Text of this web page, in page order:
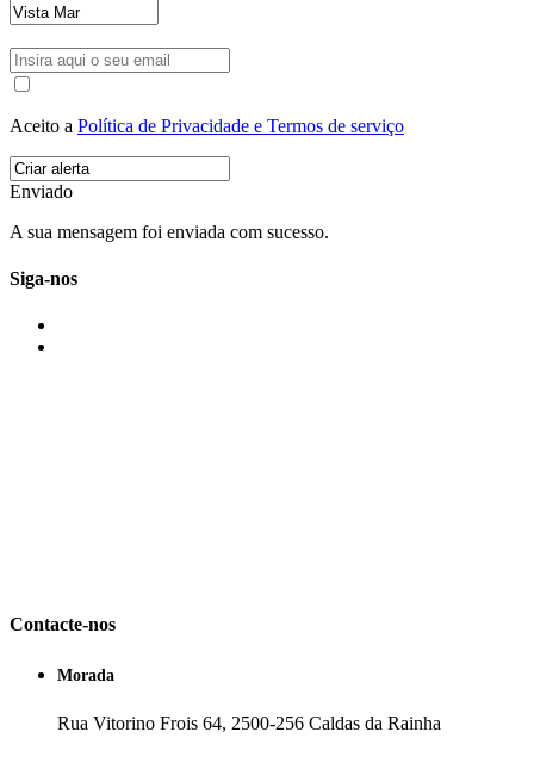
Aceito a Política de Privacidade e Termos de serviço
Enviado
A sua mensagem foi enviada com sucesso.
Siga-nos
Contacte-nos
Morada
Rua Vitorino Frois 64, 2500-256 Caldas da Rainha